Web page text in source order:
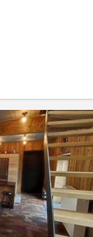
KV 1961
du Blé, 10 minutes
comprenant 4
un salon de jeux,
un jardin et une très
verdoyant....